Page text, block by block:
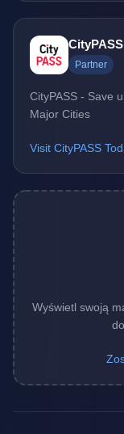
CityPASS
Partner
CityPASS - Save
Major Cities
Visit CityPASS
Wyświetl swoją